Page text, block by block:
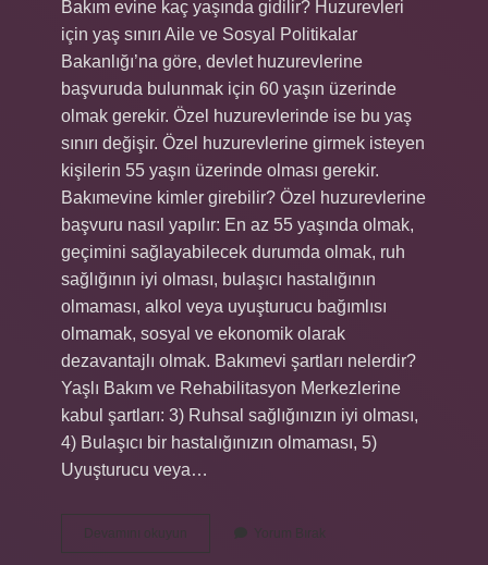
Bakım evine kaç yaşında gidilir? Huzurevleri
için yaş sınırı Aile ve Sosyal Politikalar
Bakanlığı’na göre, devlet huzurevlerine
başvuruda bulunmak için 60 yaşın üzerinde
olmak gerekir. Özel huzurevlerinde ise bu yaş
sınırı değişir. Özel huzurevlerine girmek isteyen
kişilerin 55 yaşın üzerinde olması gerekir.
Bakımevine kimler girebilir? Özel huzurevlerine
başvuru nasıl yapılır: En az 55 yaşında olmak,
geçimini sağlayabilecek durumda olmak, ruh
sağlığının iyi olması, bulaşıcı hastalığının
olmaması, alkol veya uyuşturucu bağımlısı
olmamak, sosyal ve ekonomik olarak
dezavantajlı olmak. Bakımevi şartları nelerdir?
Yaşlı Bakım ve Rehabilitasyon Merkezlerine
kabul şartları: 3) Ruhsal sağlığınızın iyi olması,
4) Bulaşıcı bir hastalığınızın olmaması, 5)
Uyuşturucu veya…
Devamını okuyun
Bakımevi
Kaç
Yorum Bırak